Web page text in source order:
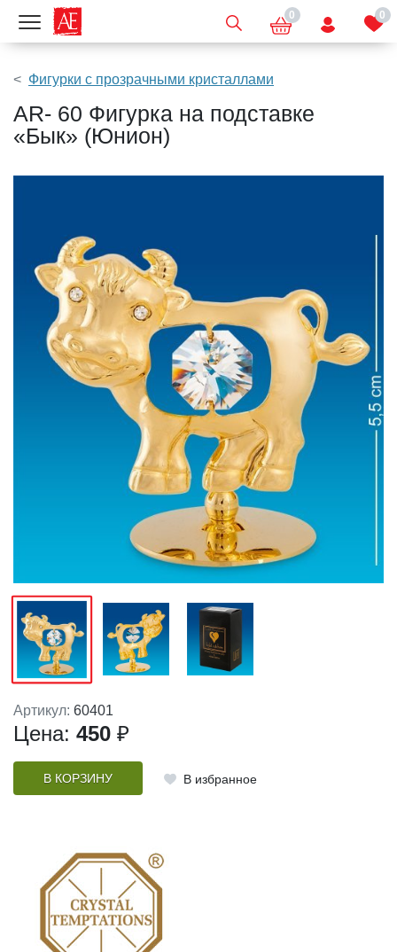
Показать меню 0 0
Фигурки с прозрачными кристаллами
AR- 60 Фигурка на подставке
«Бык» (Юнион)
Артикул: 60401
Цена: 450 ₽
В КОРЗИНУ В избранное